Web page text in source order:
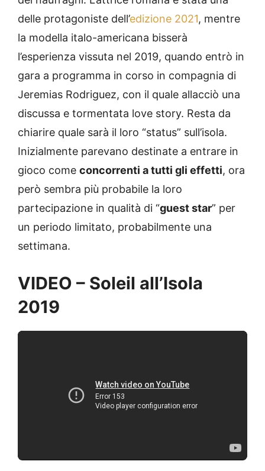
delle protagoniste dell’edizione 2021, mentre
la modella italo-americana bisserà
l’esperienza vissuta nel 2019, quando entrò in
gara a programma in corso in compagnia di
Jeremias Rodriguez, con il quale allacciò una
discussa e tormentata love story. Resta da
chiarire quale sarà il loro “status” sull’isola.
Inizialmente parevano destinate a entrare in
gioco come concorrenti a tutti gli effetti, ora
però sembra più probabile la loro
partecipazione in qualità di “guest star” per
un periodo limitato, probabilmente una
settimana.
VIDEO – Soleil all’Isola
2019